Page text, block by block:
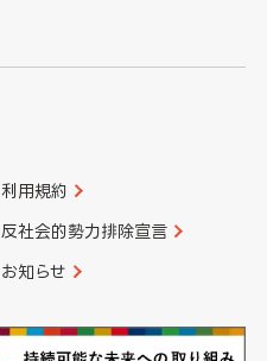
利用規約
反社会的勢力排除宣言
お知らせ